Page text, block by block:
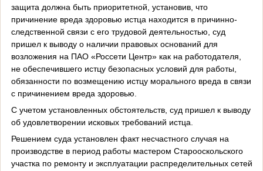
защита должна быть приоритетной, установив, что
причинение вреда здоровью истца находится в причинно-
следственной связи с его трудовой деятельностью, суд
пришел к выводу о наличии правовых оснований для
возложения на ПАО «Россети Центр» как на работодателя,
не обеспечившего истцу безопасных условий для работы,
обязанности по возмещению истцу морального вреда в связи
с причинением вреда здоровью.
С учетом установленных обстоятельств, суд пришел к выводу
об удовлетворении исковых требований истца.
Решением суда установлен факт несчастного случая на
производстве в период работы мастером Старооскольского
участка по ремонту и эксплуатации распределительных сетей